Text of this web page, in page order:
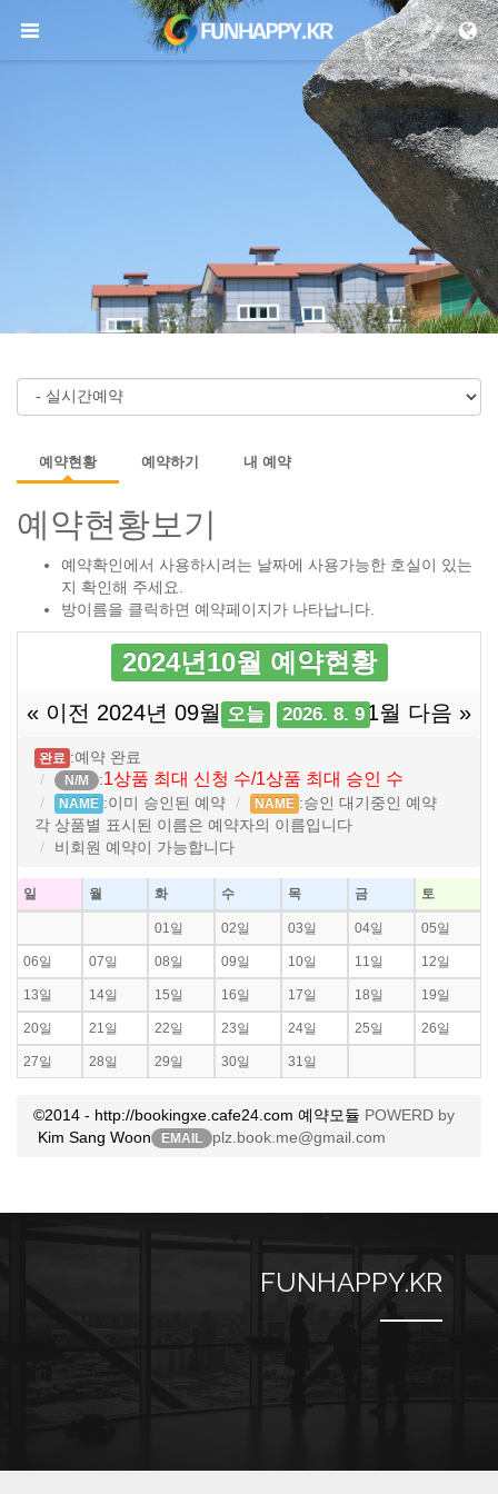
메뉴 건너뛰기
예약현황 예약하기 내 예약
예약현황보기
예약확인에서 사용하시려는 날짜에 사용가능한 호실이 있는
지 확인해 주세요.
방이름을 클릭하면 예약페이지가 나타납니다.
2024년10월 예약현황
« 이전 2024년 09월 2024년 11월 다음 »
오늘 2026. 8. 9
완료 :예약 완료
N/M :1상품 최대 신청 수/1상품 최대 승인 수
NAME :이미 승인된 예약 NAME :승인 대기중인 예약
각 상품별 표시된 이름은 예약자의 이름입니다
비회원 예약이 가능합니다
일 월 화 수 목 금 토
01일 02일 03일 04일 05일
06일 07일 08일 09일 10일 11일 12일
13일 14일 15일 16일 17일 18일 19일
20일 21일 22일 23일 24일 25일 26일
27일 28일 29일 30일 31일
©2014 - http://bookingxe.cafe24.com 예약모듈 POWERD by
Kim Sang Woon
EMAIL plz.book.me@gmail.com
FUNHAPPY.KR